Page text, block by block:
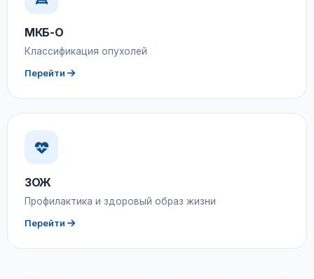
МКБ-О
Классификация опухолей
Перейти
ЗОЖ
Профилактика и здоровый образ жизни
Перейти